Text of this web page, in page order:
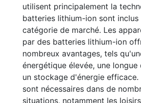
utilisent principalement la
batteries lithium-ion sont
catégorie de marché. Les
par des batteries lithium-ion
nombreux avantages, tels
énergétique élevée, une
un stockage d'énergie efficace.
sont nécessaires dans de
situations, notamment les